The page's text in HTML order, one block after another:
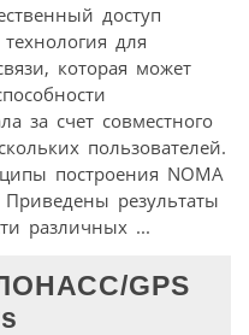
доступ
для
которая может
за счет совместного
пользователей.
построения NOMA
результаты
различных ...
GPS